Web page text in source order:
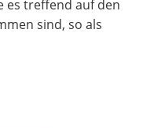
es treffend auf den
sind, so als